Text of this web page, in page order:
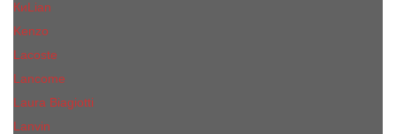
КиLian
Kenzo
Lacoste
Lancome
Laura Biagiotti
Lanvin